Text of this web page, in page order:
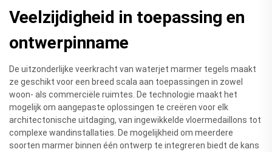
Veelzijdigheid in toepassing en
ontwerpinname
De uitzonderlijke veerkracht van waterjet marmer tegels maakt
ze geschikt voor een breed scala aan toepassingen in zowel
woon- als commerciële ruimtes. De technologie maakt het
mogelijk om aangepaste oplossingen te creëren voor elk
architectonische uitdaging, van ingewikkelde vloermedaillons tot
complexe wandinstallaties. De mogelijkheid om meerdere
soorten marmer binnen één ontwerp te integreren biedt de kans